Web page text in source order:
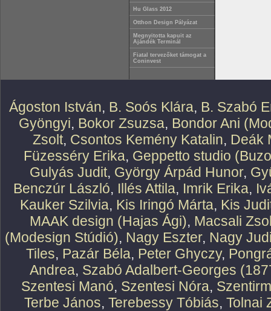
Hu Glass 2012
Otthon Design Pályázat
Megnyitotta kapuit az
Ajándék Terminál
Fiatal tervezőket támogat a
Coninvest
Ágoston István, B. Soós Klára, B. Szabó
Gyöngyi, Bokor Zsuzsa, Bondor Ani
Zsolt, Csontos Kemény Katalin, Deák
Füzesséry Erika, Geppetto studio
Gulyás Judit, György Árpád Hunor,
Benczúr László, Illés Attila, Imrik Erika,
Kauker Szilvia, Kis Iringó Márta, Kis
MAAK design (Hajas Ági), Macsali
(Modesign Stúdió), Nagy Eszter, Nagy
Tiles, Pazár Béla, Peter Ghyczy,
Andrea, Szabó Adalbert-Georges
Szentesi Manó, Szentesi Nóra,
Terbe János, Terebessy Tóbiás, Tolnai